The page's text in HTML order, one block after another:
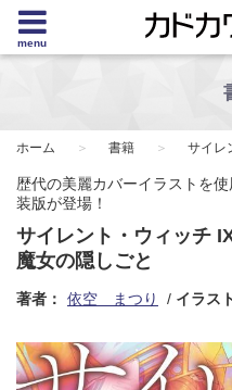
menu
ホーム 書籍 サイレ
歴代の美麗カバーイラストを
装版が登場！
サイレント・ウィッチ
魔女の隠しごと
著者： 依空 まつり イラス